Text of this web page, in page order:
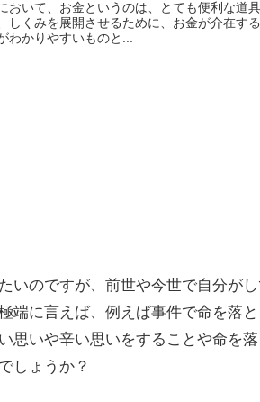
おいて、お金というのは、とても便利な道
しくみを展開させるために、お金が介在す
わかりやすいものと...
いのですが、前世や今世で自分が
端に言えば、例えば事件で命を落
思いや辛い思いをすることや命を
しょうか？